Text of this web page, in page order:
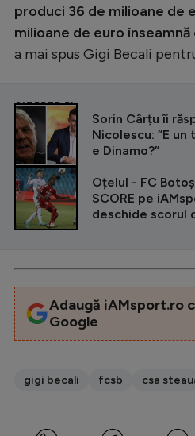
produci 36 de milioane de
milioane de euro
a mai spus Gigi Becali
CITEȘTE ȘI
Sorin Cârțu îi
Nicolescu: ”E
e Dinamo?”
Oțelul - FC
SCORE pe
deschide scorul
Adaugă iAMsport.ro
Google
gigi becali fcsb csa